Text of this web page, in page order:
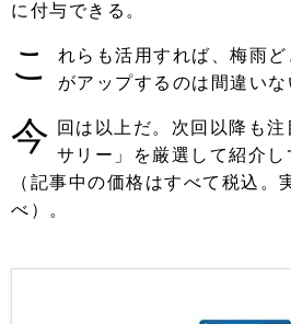
に付与できる。
こ
れらも活用すれば、梅雨
がアップするのは間違いな
今 回は以上だ。次回以降も
サリー」を厳選して紹介
（記事中の価格はすべて税込。
べ）。